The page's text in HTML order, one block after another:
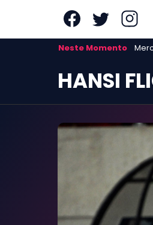
Neste Momento
AS MAIS LIDAS
FUTE11.COM.BR
NOSSA EQUIPE
PRINCÍPIOS EDITORIAIS
POLÍTICA DE PRIVACIDADE
CONTATO
HANSI